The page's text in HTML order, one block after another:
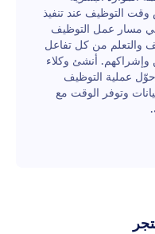
وقت التوظيف عند تنفيذ
في مسار عمل التوظيف
والتعلم من كل تفاعل
وإشراكهم. أنشئ وكلاء
عملية التوظيف
وتوفر الوقت مع